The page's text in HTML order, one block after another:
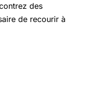
des
de recourir à